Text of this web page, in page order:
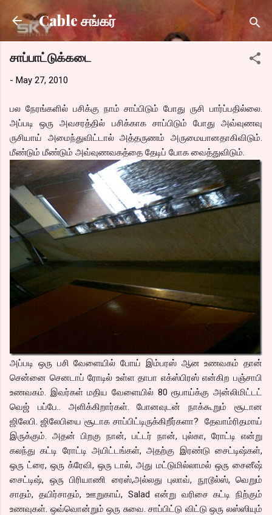
Skip to main content
Cable சங்கர்
சாப்பாட்டுக்கடை
- May 27, 2010
பல நேரங்களில் பசிக்கு நாம் சாப்பிடும் போது ருசி பார்ப்பதில்லை.
அப்படி ஒரு அவசரத்தில் பசிக்காக சாப்பிடும் போது அவ்வுணவு
ருசியாய் அமைந்துவிட்டால் அத்தருணம் அருமையானதாகிவிடும்.
மீண்டும் மீண்டும் அவ்வுணவகத்தை தேடிப் போக வைத்துவிடும்.
அப்படி ஒரு பசி வேளையில் போய் இம்பரஸ் ஆன உணவகம் தான்
சென்னை செனடாப் ரோடில் உள்ள தாபா எக்ஸ்பிரஸ் என்கிற பஞ்சாபி
உணவகம். இவர்கள் மதிய வேளையில் 80 ரூபாய்க்கு அன்லிமிட்டட்
வெஜ் பப்பே.. அளிக்கிறார்கள். போனவுடன் நாக்கூறும் சூடான
ஜிலேபி. ஜிலேபியை சூடாக சாப்பிட்டிருக்கிறீர்களா? தேவாம்ரிதமாய்
இருக்கும். அதன் பிறகு நான், பட்டர் நான், புல்கா, ரோட்டி என்று
கலந்து கட்டி ரோட்டி அயிட்டங்கள், அதற்கு இரண்டு சைட்டிஷ்கள்,
ஒரு ட்ரை, ஒரு க்ரேவி, ஒரு டால், அது மட்டுமில்லாமல் ஒரு சைனீஷ்
சைட்டிஷ், ஒரு பிரியாணி ரைஸ்,அல்லது புலாவ், நூடூல்ஸ், வெறும்
சாதம், தயிர்சாதம், ஊறுகாய், Salad என்று வரிசை கட்டி நிற்கும்
உணவுகள். ஒவ்வொன்றும் ஒரு சுவை. சாப்பிட்டு விட்டு ஒரு லஸ்ஸியும்